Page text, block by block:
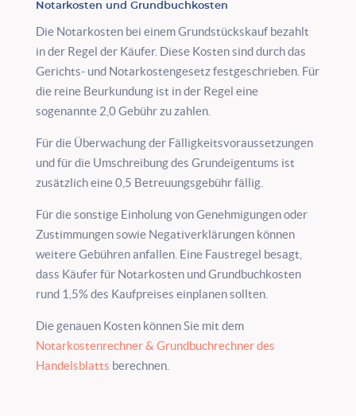
Notarkosten und Grundbuchkosten
Die Notarkosten bei einem Grundstückskauf bezahlt
in der Regel der Käufer. Diese Kosten sind durch das
Gerichts- und Notarkostengesetz festgeschrieben. Für
die reine Beurkundung ist in der Regel eine
sogenannte 2,0 Gebühr zu zahlen.
Für die Überwachung der Fälligkeitsvoraussetzungen
und für die Umschreibung des Grundeigentums ist
zusätzlich eine 0,5 Betreuungsgebühr fällig.
Für die sonstige Einholung von Genehmigungen oder
Zustimmungen sowie Negativerklärungen können
weitere Gebühren anfallen. Eine Faustregel besagt,
dass Käufer für Notarkosten und Grundbuchkosten
rund 1,5% des Kaufpreises einplanen sollten.
Die genauen Kosten können Sie mit dem
Notarkostenrechner & Grundbuchrechner des
Handelsblatts berechnen.